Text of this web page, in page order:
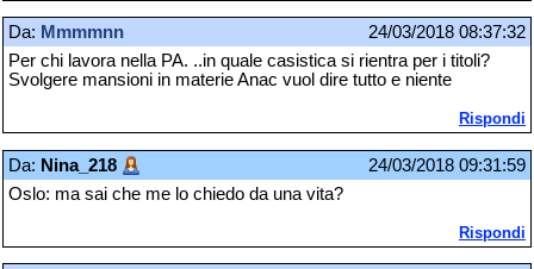
Da: Mmmmnn
24/03/2018 08:37:32
Per chi lavora nella PA. ..in quale casistica si rientra per i titoli?
Svolgere mansioni in materie Anac vuol dire tutto e niente
Rispondi
Da: Nina_218
24/03/2018 09:31:59
Oslo: ma sai che me lo chiedo da una vita?
Rispondi